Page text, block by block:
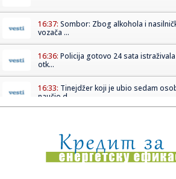
16:37: Sombor: Zbog alkohola i
vozača ...
16:36: Policija gotovo 24 sata
otk...
16:33: Tinejdžer koji je ubio sedam
naučio d...
16:32:Mediji: Đilas bi da rasformira RTS
firma ...